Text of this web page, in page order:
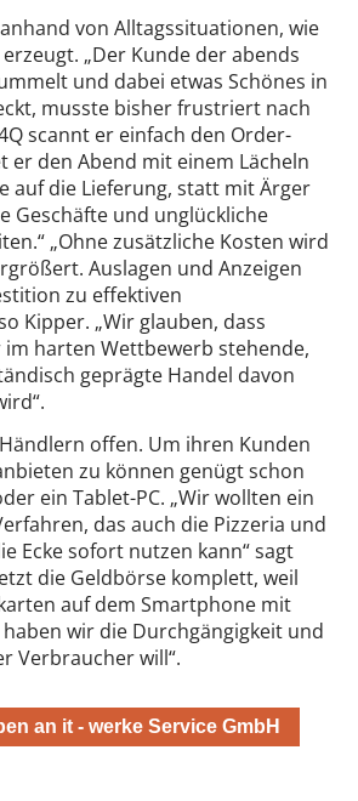
von Alltagssituationen, wie
„Der Kunde der abends
und dabei etwas Schönes in
musste bisher frustriert nach
scannt er einfach den Order-
er den Abend mit einem Lächeln
auf die Lieferung, statt mit Ärger
Geschäfte und unglückliche
„Ohne zusätzliche Kosten wird
Auslagen und Anzeigen
zu effektiven
Kipper. „Wir glauben, dass
harten Wettbewerb stehende,
geprägte Handel davon
offen. Um ihren Kunden
zu können genügt schon
ein Tablet-PC. „Wir wollten ein
das auch die Pizzeria und
Ecke sofort nutzen kann“ sagt
die Geldbörse komplett, weil
auf dem Smartphone mit
wir die Durchgängigkeit und
Verbraucher will“.
an it - werke Service GmbH